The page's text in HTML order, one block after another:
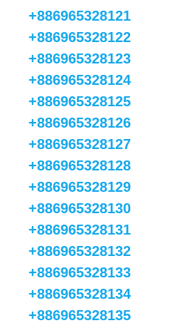
+886965328121
+886965328122
+886965328123
+886965328124
+886965328125
+886965328126
+886965328127
+886965328128
+886965328129
+886965328130
+886965328131
+886965328132
+886965328133
+886965328134
+886965328135